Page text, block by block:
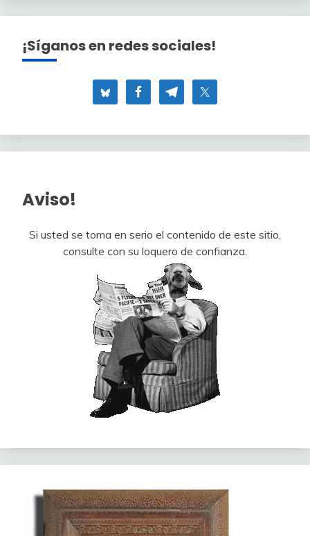
¡Síganos en redes sociales!
Aviso!
Si usted se toma en serio el contenido de este sitio,
consulte con su loquero de confianza.